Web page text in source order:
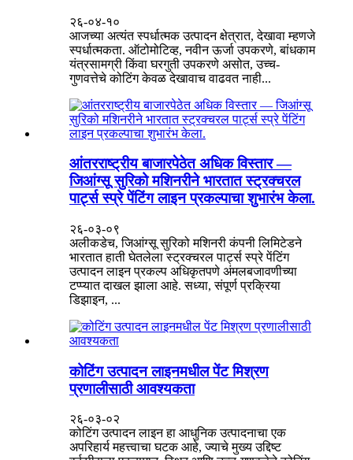
२६-०४-१०
आजच्या अत्यंत स्पर्धात्मक उत्पादन क्षेत्रात, देखावा म्हणजे
स्पर्धात्मकता. ऑटोमोटिव्ह, नवीन ऊर्जा उपकरणे, बांधकाम
यंत्रसामग्री किंवा घरगुती उपकरणे असोत, उच्च-
गुणवत्तेचे कोटिंग केवळ देखावाच वाढवत नाही...
आंतरराष्ट्रीय बाजारपेठेत अधिक विस्तार —
जिआंग्सू सुरिको मशिनरीने भारतात स्ट्रक्चरल
पार्ट्स स्प्रे पेंटिंग लाइन प्रकल्पाचा शुभारंभ केला.
२६-०३-०९
अलीकडेच, जिआंग्सू सुरिको मशिनरी कंपनी लिमिटेडने
भारतात हाती घेतलेला स्ट्रक्चरल पार्ट्स स्प्रे पेंटिंग
उत्पादन लाइन प्रकल्प अधिकृतपणे अंमलबजावणीच्या
टप्प्यात दाखल झाला आहे. सध्या, संपूर्ण प्रक्रिया
डिझाइन, ...
कोटिंग उत्पादन लाइनमधील पेंट मिश्रण
प्रणालीसाठी आवश्यकता
२६-०३-०२
कोटिंग उत्पादन लाइन हा आधुनिक उत्पादनाचा एक
अपरिहार्य महत्त्वाचा घटक आहे, ज्याचे मुख्य उद्दिष्ट